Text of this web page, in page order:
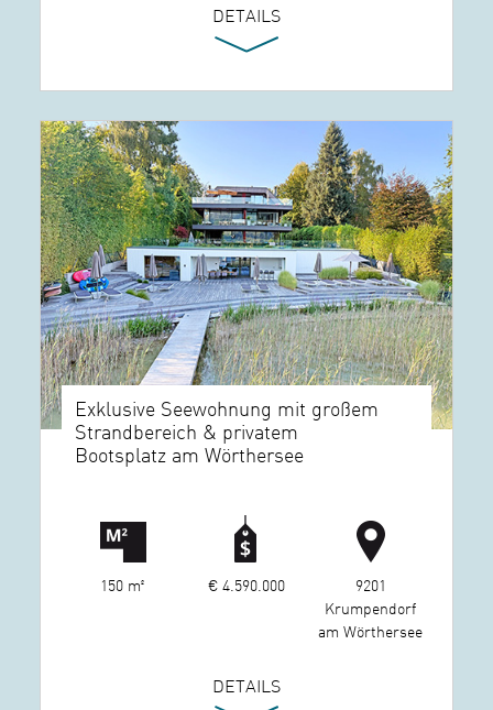
DETAILS
Exklusive Seewohnung mit großem
Strandbereich & privatem
Bootsplatz am Wörthersee
150 m² € 4.590.000
9201
Krumpendorf
am Wörthersee
DETAILS